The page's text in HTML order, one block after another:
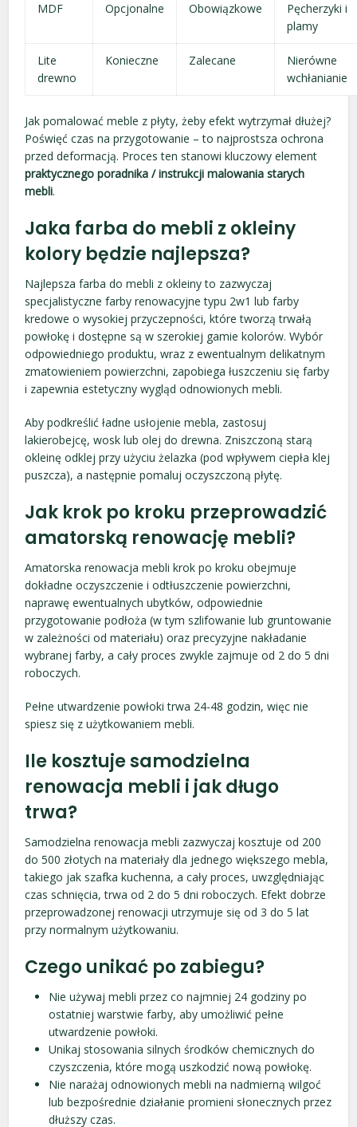
MDF Opcjonalne Obowiązkowe
Pęcherzyki i
plamy
Lite
drewno
Konieczne Zalecane
Nierówne
wchłanianie
Jak pomalować meble z płyty, żeby efekt wytrzymał dłużej?
Poświęć czas na przygotowanie – to najprostsza ochrona
przed deformacją. Proces ten stanowi kluczowy element
praktycznego poradnika / instrukcji malowania starych
mebli.
Jaka farba do mebli z okleiny
kolory będzie najlepsza?
Najlepsza farba do mebli z okleiny to zazwyczaj
specjalistyczne farby renowacyjne typu 2w1 lub farby
kredowe o wysokiej przyczepności, które tworzą trwałą
powłokę i dostępne są w szerokiej gamie kolorów. Wybór
odpowiedniego produktu, wraz z ewentualnym delikatnym
zmatowieniem powierzchni, zapobiega łuszczeniu się farby
i zapewnia estetyczny wygląd odnowionych mebli.
Aby podkreślić ładne usłojenie mebla, zastosuj
lakierobejcę, wosk lub olej do drewna. Zniszczoną starą
okleinę odklej przy użyciu żelazka (pod wpływem ciepła klej
puszcza), a następnie pomaluj oczyszczoną płytę.
Jak krok po kroku przeprowadzić
amatorską renowację mebli?
Amatorska renowacja mebli krok po kroku obejmuje
dokładne oczyszczenie i odtłuszczenie powierzchni,
naprawę ewentualnych ubytków, odpowiednie
przygotowanie podłoża (w tym szlifowanie lub gruntowanie
w zależności od materiału) oraz precyzyjne nakładanie
wybranej farby, a cały proces zwykle zajmuje od 2 do 5 dni
roboczych.
Pełne utwardzenie powłoki trwa 24-48 godzin, więc nie
spiesz się z użytkowaniem mebli.
Ile kosztuje samodzielna
renowacja mebli i jak długo
trwa?
Samodzielna renowacja mebli zazwyczaj kosztuje od 200
do 500 złotych na materiały dla jednego większego mebla,
takiego jak szafka kuchenna, a cały proces, uwzględniając
czas schnięcia, trwa od 2 do 5 dni roboczych. Efekt dobrze
przeprowadzonej renowacji utrzymuje się od 3 do 5 lat
przy normalnym użytkowaniu.
Czego unikać po zabiegu?
Nie używaj mebli przez co najmniej 24 godziny po
ostatniej warstwie farby, aby umożliwić pełne
utwardzenie powłoki.
Unikaj stosowania silnych środków chemicznych do
czyszczenia, które mogą uszkodzić nową powłokę.
Nie narażaj odnowionych mebli na nadmierną wilgoć
lub bezpośrednie działanie promieni słonecznych przez
dłuższy czas.